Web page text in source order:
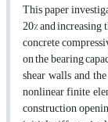
This paper
20% and
concrete
on the bearing
shear walls and
nonlinear finite
construction